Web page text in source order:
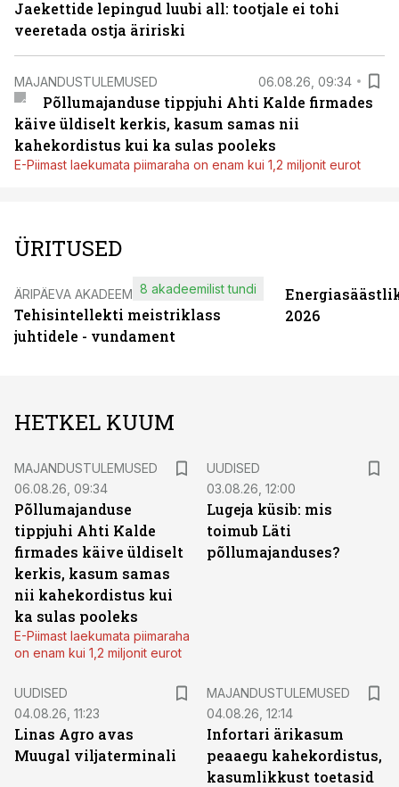
Jaekettide lepingud luubi all: tootjale ei tohi
veeretada ostja äririski
MAJANDUSTULEMUSED 06.08.26, 09:34
Põllumajanduse tippjuhi Ahti Kalde firmades
käive üldiselt kerkis, kasum samas nii
kahekordistus kui ka sulas pooleks
E-Piimast laekumata piimaraha on enam kui 1,2 miljonit eurot
ÜRITUSED
ÄRIPÄEVA AKADEEMIA
Tehisintellekti meistriklass
juhtidele - vundament
8 akadeemilist tundi
2026
HETKEL KUUM
MAJANDUSTULEMUSED
06.08.26, 09:34
Põllumajanduse
tippjuhi Ahti Kalde
firmades käive üldiselt
kerkis, kasum samas
nii kahekordistus kui
ka sulas pooleks
E-Piimast laekumata piimaraha
on enam kui 1,2 miljonit eurot
UUDISED
03.08.26, 12:00
Lugeja küsib: mis
toimub Läti
põllumajanduses?
UUDISED
04.08.26, 11:23
Linas Agro avas
Muugal viljaterminali
MAJANDUSTULEMUSED
04.08.26, 12:14
Infortari ärikasum
peaaegu kahekordistus,
kasumlikkust toetasid